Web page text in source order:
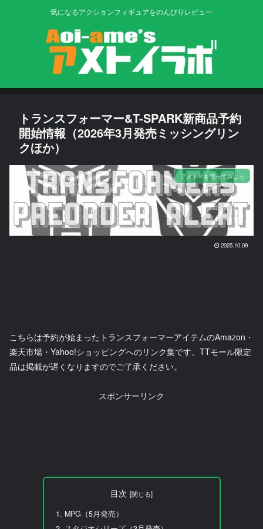
気になるアクションフィギュアをのんびりレビュー
トランスフォーマー&T-SPARK新商品予約
開始情報（2026年3月発売ミッシングリン
クほか）
アメトイを買ってみよう
2025.10.09
こちらは予約が始まったトランスフォーマーアイテムのAmazon・
楽天市場・Yahoo!ショッピングへのリンク集です。TTモール限定
品は掲載が遅くなりますのでご了承ください。
スポンサーリンク
目次
MPG（5月発売）